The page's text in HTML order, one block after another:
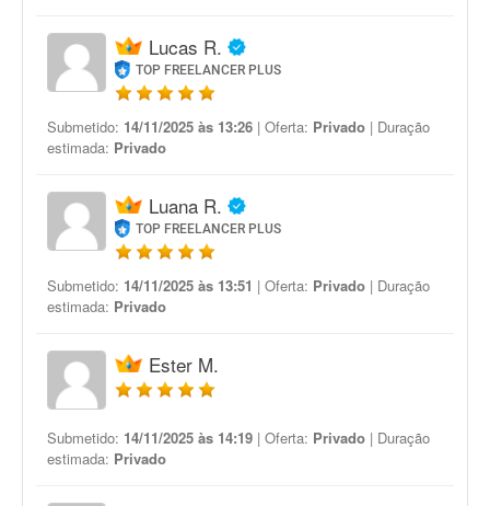
Lucas R.
TOP FREELANCER PLUS
Submetido: 14/11/2025 às 13:26 | Oferta: Privado | Duração
estimada: Privado
Luana R.
TOP FREELANCER PLUS
Submetido: 14/11/2025 às 13:51 | Oferta: Privado | Duração
estimada: Privado
Ester M.
Submetido: 14/11/2025 às 14:19 | Oferta: Privado | Duração
estimada: Privado